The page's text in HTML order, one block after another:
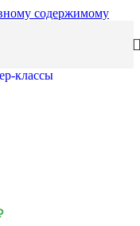
содержимому
классы